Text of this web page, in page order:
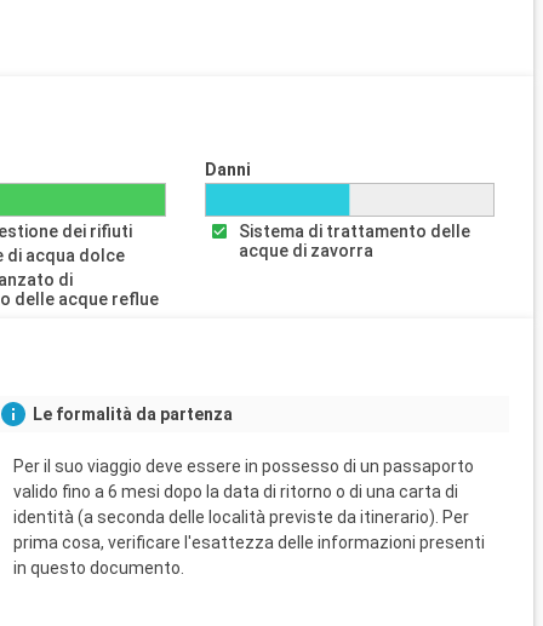
dei rifiuti
di acqua dolce
di
delle acque reflue
Danni
Sistema di trattamento delle
acque di zavorra
Le formalità da partenza
Per il suo viaggio deve essere in possesso di un passaporto
valido fino a 6 mesi dopo la data di ritorno o di una carta di
identità (a seconda delle località previste da itinerario). Per
prima cosa, verificare l'esattezza delle informazioni presenti
in questo documento.